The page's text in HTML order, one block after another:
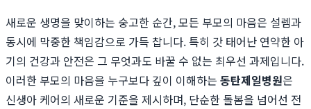
새로운 생명을 맞이하는 숭고한 순간, 모든 부모의 마음은 설렘과
동시에 막중한 책임감으로 가득 찹니다. 특히 갓 태어난 연약한 아
기의 건강과 안전은 그 무엇과도 바꿀 수 없는 최우선 과제입니다.
이러한 부모의 마음을 누구보다 깊이 이해하는 동탄제일병원은
신생아 케어의 새로운 기준을 제시하며, 단순한 돌봄을 넘어선 전